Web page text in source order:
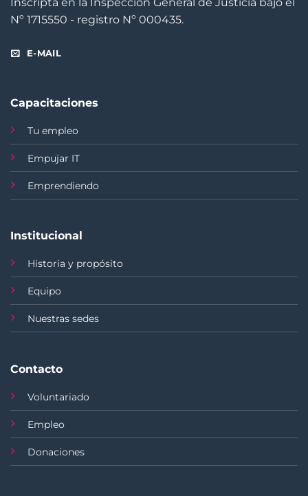
Nº 1715550 - registro Nº 000435.
E-MAIL
Capacitaciones
Tu empleo
Empujar IT
Emprendiendo
Institucional
Historia y propósito
Equipo
Nuestras sedes
Contacto
Voluntariado
Empleo
Donaciones